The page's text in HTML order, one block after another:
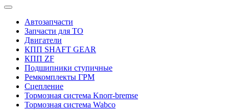
Автозапчасти
Запчасти для ТО
Двигатели
КПП SHAFT GEAR
КПП ZF
Подшипники ступичные
Ремкомплекты ГРМ
Сцепление
Тормозная система Knorr-bremse
Тормозная система Wabco